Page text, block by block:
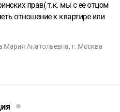
прав( т.к. мы с ее отцом
отношение к квартире или
Мария Анатольевна, г. Москва